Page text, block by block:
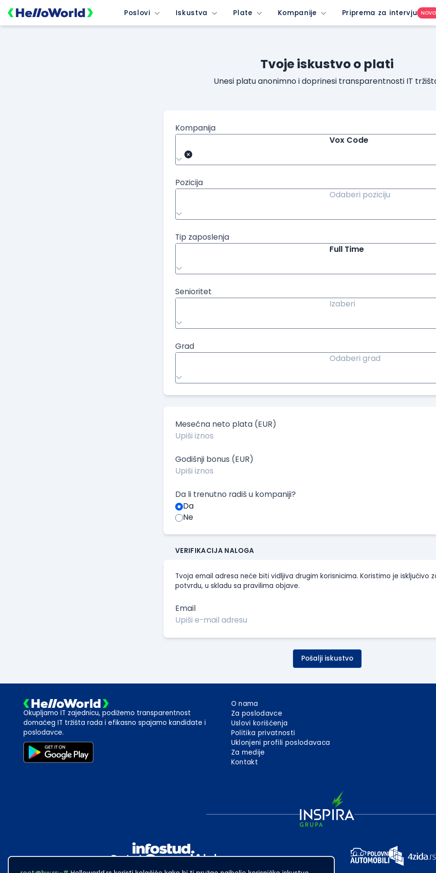
Poslovi Iskustva Plate Kompanije Priprema za intervju NOVO
Tvoje iskustvo o plati
Unesi platu anonimno i doprinesi transparentnosti IT
Kompanija
Vox Code
Pozicija
Odaberi poziciju
Tip zaposlenja
Full Time
Senioritet
Izaberi
Grad
Odaberi grad
Mesečna neto plata (EUR)
Godišnji bonus (EUR)
Da li trenutno radiš u kompaniji?
Da
Ne
VERIFIKACIJA NALOGA
Tvoja email adresa neće biti vidljiva drugim korisnicima. Koristimo je isključivo
potvrdu, u skladu sa pravilima objave.
Email
Pošalji iskustvo
Okupljamo IT zajednicu, podižemo transparentnost
domaćeg IT tržišta rada i efikasno spajamo kandidate i
poslodavce.
O nama
Za poslodavce
Uslovi korišćenja
Politika privatnosti
Uklonjeni profili poslodavaca
Za medije
Kontakt